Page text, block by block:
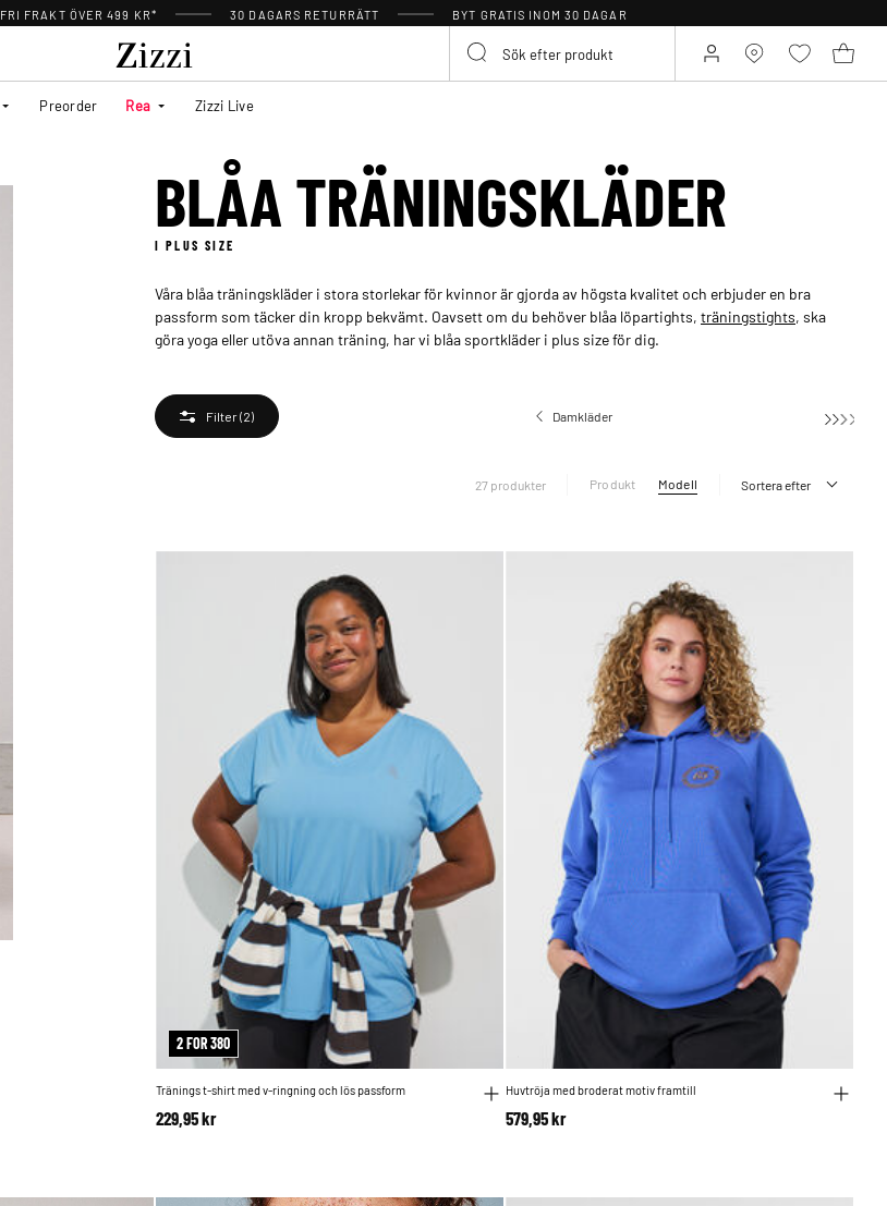
FRI FRAKT ÖVER 499 KR* 30 DAGARS RETURRÄTT BYT GRATIS INOM 30 DAGAR
Preorder Rea Zizzi Live
BLÅA TRÄNINGSKLÄDER
I PLUS SIZE
Våra blåa träningskläder i stora storlekar för kvinnor är gjorda av högsta kvalitet och erbjuder en bra
passform som täcker din kropp bekvämt. Oavsett om du behöver blåa löpartights, träningstights, ska
göra yoga eller utöva annan träning, har vi blåa sportkläder i plus size för dig.
Filter(2) Damkläder
27 produkter Produkt Modell Sortera efter
2 FOR 380
Tränings t-shirt med v-ringning och lös passform
229,95 kr
Huvtröja med broderat motiv framtill
579,95 kr